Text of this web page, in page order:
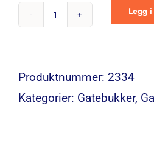
Warning
Legg
Produktnummer: 2334
Kategorier: Gatebukker,